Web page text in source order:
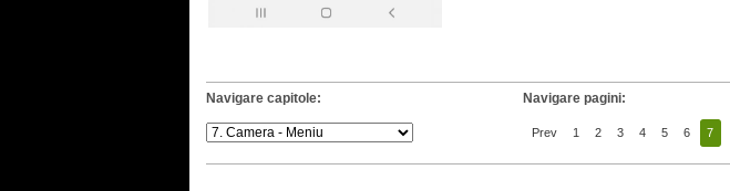
Navigare capitole: Navigare pagini:
Prev 1 2 3 4 5 6 7